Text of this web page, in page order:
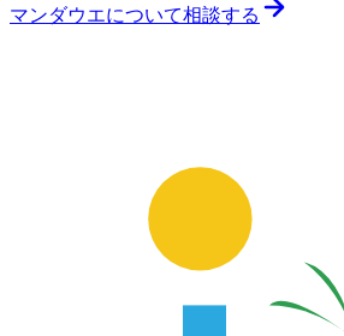
マンダウエについて相談する